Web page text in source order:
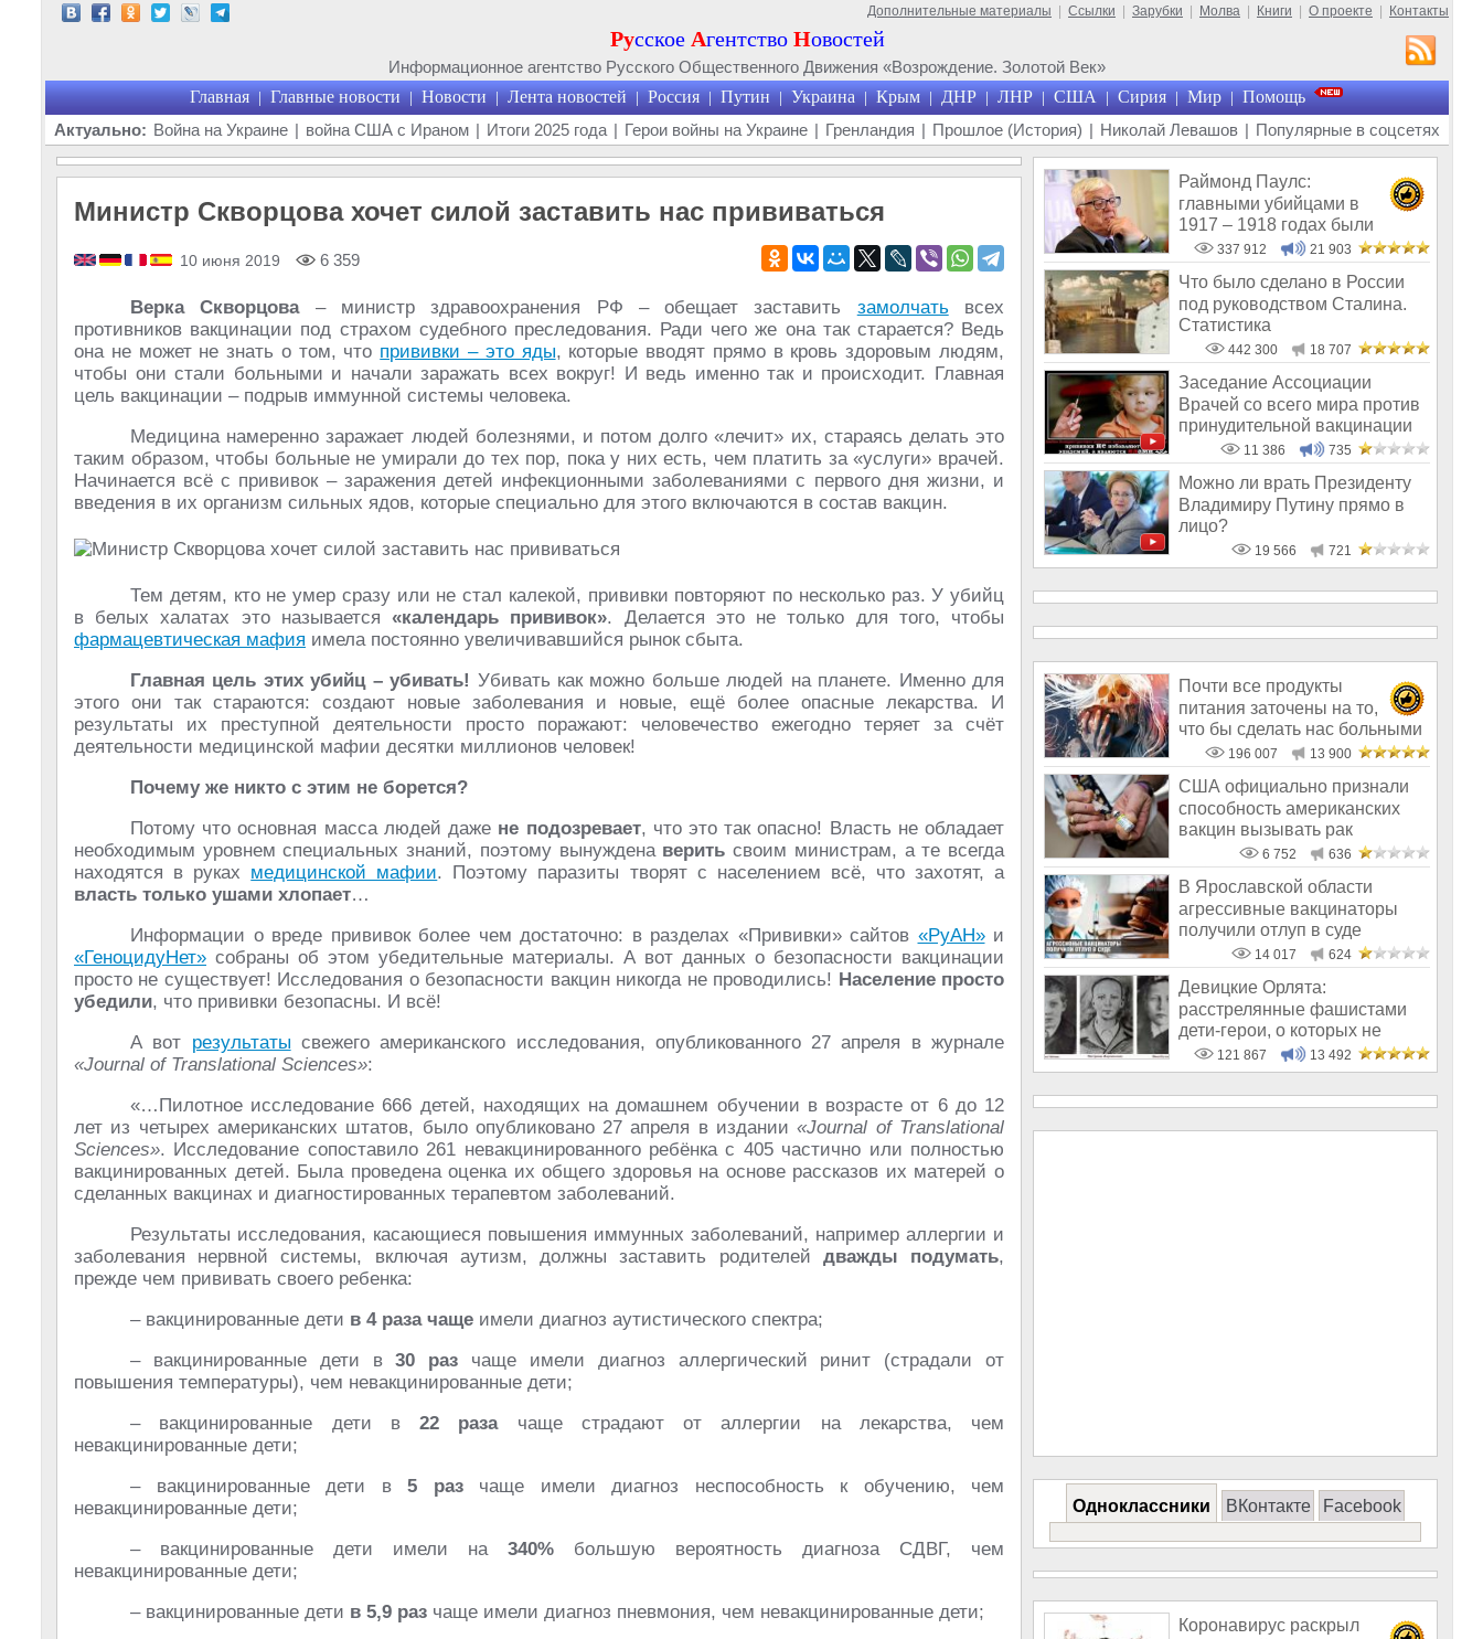
Дополнительные материалы Ссылки Зарубки Молва Книги О проекте Контакты
Русское Агентство Новостей
Информационное агентство Русского Общественного Движения «Возрождение. Золотой Век»
Главная | Главные новости | Новости | Лента новостей | Россия | Путин | Украина | Крым | ДНР | ЛНР | США | Сирия | Мир | Помощь
Актуально: Война на Украине | война США с Ираном | Итоги 2025 года | Герои войны на Украине | Гренландия | Прошлое (История) | Николай Левашов | Популярные в соцсетях
Министр Скворцова хочет силой заставить нас прививаться
10 июня 2019 6 359
Верка Скворцова– министр здравоохранения РФ – обещает заставить замолчатьвсех
противников вакцинации под страхом судебного преследования. Ради чего же она так старается? Ведь
она не может не знать о том, что прививки – это яды, которые вводят прямо в кровь здоровым людям,
чтобы они стали больными и начали заражать всех вокруг! И ведь именно так и происходит. Главная
цель вакцинации – подрыв иммунной системы человека.
Медицина намеренно заражает людей болезнями, и потом долго «лечит» их, стараясь делать это
таким образом, чтобы больные не умирали до тех пор, пока у них есть, чем платить за «услуги» врачей.
Начинается всё с прививок – заражения детей инфекционными заболеваниями с первого дня жизни, и
введения в их организм сильных ядов, которые специально для этого включаются в состав вакцин.
Тем детям, кто не умер сразу или не стал калекой, прививки повторяют по несколько раз. У убийц
в белых халатах это называется«календарь прививок». Делается это не только для того, чтобы
фармацевтическая мафия имела постоянно увеличивавшийся рынок сбыта.
Главная цель этих убийц – убивать! Убивать как можно больше людей на планете. Именно для
этого они так стараются: создают новые заболевания и новые, ещё более опасные лекарства. И
результаты их преступной деятельности просто поражают: человечество ежегодно теряет за счёт
деятельности медицинской мафии десятки миллионов человек!
Почему же никто с этим не борется?
Потому что основная масса людей даже не подозревает, что это так опасно! Власть не обладает
необходимым уровнем специальных знаний, поэтому вынуждена верить своим министрам, а те всегда
находятся в руках медицинской мафии. Поэтому паразиты творят с населением всё, что захотят, а
власть только ушами хлопает…
Информации о вреде прививок более чем достаточно: в разделах «Прививки» сайтов «РуАН»и
«ГеноцидуНет» собраны об этом убедительные материалы. А вот данных о безопасности вакцинации
просто не существует! Исследования о безопасности вакцин никогда не проводились! Население просто
убедили, что прививки безопасны. И всё!
А вот результаты свежего американского исследования, опубликованного 27 апреля в журнале
«Journal of Translational Sciences»:
«…Пилотное исследование 666 детей, находящих на домашнем обучении в возрасте от 6 до 12
лет из четырех американских штатов, было опубликовано 27 апреля в издании«Journal of Translational
Sciences». Исследование сопоставило 261 невакцинированного ребёнка с 405 частично или полностью
вакцинированных детей. Была проведена оценка их общего здоровья на основе рассказов их матерей о
сделанных вакцинах и диагностированных терапевтом заболеваний.
Результаты исследования, касающиеся повышения иммунных заболеваний, например аллергии и
заболевания нервной системы, включая аутизм, должны заставить родителей дважды подумать,
прежде чем прививать своего ребенка:
– вакцинированные дети в 4 раза чаще имели диагноз аутистического спектра;
– вакцинированные дети в30 раз чаще имели диагноз аллергический ринит (страдали от
повышения температуры), чем невакцинированные дети;
– вакцинированные дети в 22 разачаще страдают от аллергии на лекарства, чем
невакцинированные дети;
– вакцинированные дети в 5 разчаще имели диагноз неспособность к обучению, чем
невакцинированные дети;
– вакцинированные дети имели на 340% большую вероятность диагноза СДВГ, чем
невакцинированные дети;
– вакцинированные дети в 5,9 раз чаще имели диагноз пневмония, чем невакцинированные дети;
Раймонд Паулс:
главными убийцами в
1917 – 1918 годах были
латыши и евреи, а не русс
337 912 21 903
Что было сделано в России
под руководством Сталина.
Статистика
442 300 18 707
Заседание Ассоциации
Врачей со всего мира против
принудительной вакцинации
11 386 735
Можно ли врать Президенту
Владимиру Путину прямо в
лицо?
19 566 721
Почти все продукты
питания заточены на то,
что бы сделать нас больными
и бесплодным
196 007 13 900
США официально признали
способность американских
вакцин вызывать рак
6 752 636
В Ярославской области
агрессивные вакцинаторы
получили отлуп в суде
14 017 624
Девицкие Орлята:
расстрелянные фашистами
дети-герои, о которых не
рассказывают в шк
121 867 13 492
Одноклассники ВКонтакте Facebook
Коронавирус раскрыл